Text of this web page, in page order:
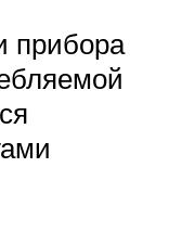
прибора